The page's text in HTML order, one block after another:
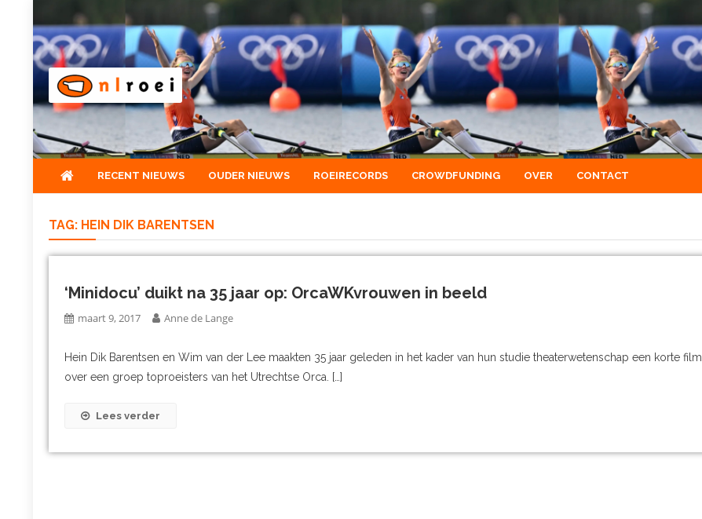
to
content
NLroei
Roeinieuws Nieuws en achtergronden over roeien
RECENT NIEUWS OUDER NIEUWS ROEIRECORDS CROWDFUNDING OVER CONTACT
TAG: HEIN DIK BARENTSEN
‘Minidocu’ duikt na 35 jaar op: OrcaWKvrouwen in beeld
maart 9, 2017 Anne de Lange
Hein Dik Barentsen en Wim van der Lee maakten 35 jaar geleden in het kader van hun studie theaterwetenschap een korte film
over een groep toproeisters van het Utrechtse Orca. […]
Lees verder